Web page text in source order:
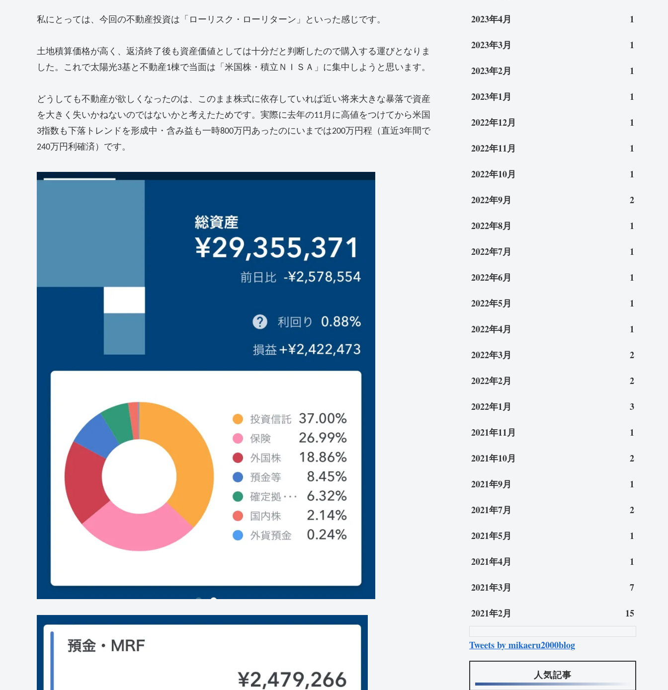
私にとっては、今回の不動産投資は「ローリスク・ローリターン」といった感じです。
土地積算価格が高く、返済終了後も資産価値としては十分だと判断したので購入する運びとなりま
した。これで太陽光3基と不動産1棟で当面は「米国株・積立ＮＩＳＡ」に集中しようと思います。
どうしても不動産が欲しくなったのは、このまま株式に依存していれば近い将来大きな暴落で資産
を大きく失いかねないのではないかと考えたためです。実際に去年の11月に高値をつけてから米国
3指数も下落トレンドを形成中・含み益も一時800万円あったのにいまでは200万円程（直近3年間で
240万円利確済）です。
2023年4月
1
2023年3月
1
2023年2月
1
2023年1月
1
2022年12月
1
2022年11月
1
2022年10月
1
2022年9月
2
2022年8月
1
2022年7月
1
2022年6月
1
2022年5月
1
2022年4月
1
2022年3月
2
2022年2月
2
2022年1月
3
2021年11月
1
2021年10月
2
2021年9月
1
2021年7月
2
2021年5月
1
2021年4月
1
2021年3月
7
2021年2月
15
Tweets by mikaeru2000blog
人気記事